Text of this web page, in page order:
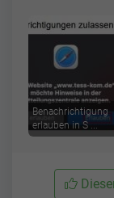
Benachrichtigung
erlauben in S ...